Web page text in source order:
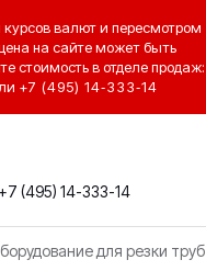
валют и пересмотром
на сайте может быть
стоимость в отделе продаж:
+7 (495) 14‑333‑14
+7 (495) 14-333-14
для резки труб